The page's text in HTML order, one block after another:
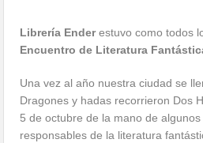
Librería Enderestuvo como todos
Encuentro de Literatura
Una vez al año nuestra ciudad se
Dragones y hadas recorrieron Dos
5 de octubre de la mano de
responsables de la literatura